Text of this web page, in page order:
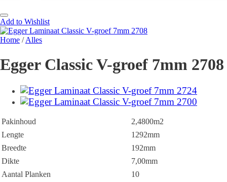
Add to Wishlist
Home / Alles
Egger Classic V-groef 7mm 2708
Pakinhoud
2,4800m2
Lengte
1292mm
Breedte
192mm
Dikte
7,00mm
Aantal Planken
10